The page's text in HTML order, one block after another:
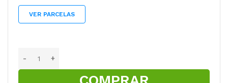
VER PARCELAS